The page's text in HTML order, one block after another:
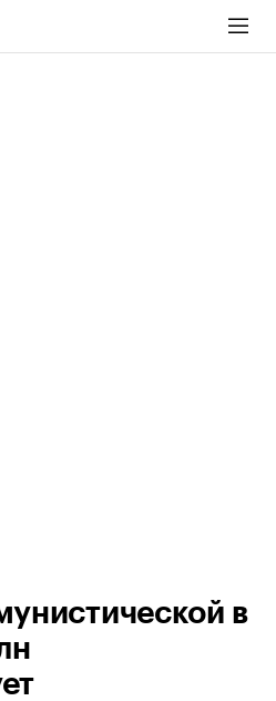
в